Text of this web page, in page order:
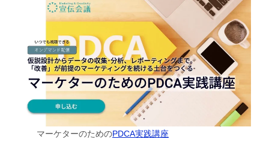
マーケターのためのPDCA実践講座